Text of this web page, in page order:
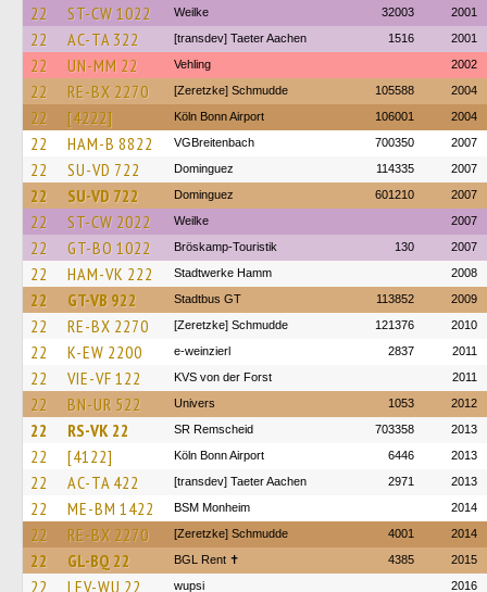
22 ST-CW 1022 Weilke 32003 2001
22 AC-TA 322 [transdev] Taeter Aachen 1516 2001
22 UN-MM 22 Vehling 2002
22 RE-BX 2270 [Zeretzke] Schmudde 105588 2004
22 [4222] Köln Bonn Airport 106001 2004
22 HAM-B 8822 VGBreitenbach 700350 2007
22 SU-VD 722 Dominguez 114335 2007
22 SU-VD 722 Dominguez 601210 2007
22 ST-CW 2022 Weilke 2007
22 GT-BO 1022 Bröskamp-Touristik 130 2007
22 HAM-VK 222 Stadtwerke Hamm 2008
22 GT-VB 922 Stadtbus GT 113852 2009
22 RE-BX 2270 [Zeretzke] Schmudde 121376 2010
22 K-EW 2200 e-weinzierl 2837 2011
22 VIE-VF 122 KVS von der Forst 2011
22 BN-UR 522 Univers 1053 2012
22 RS-VK 22 SR Remscheid 703358 2013
22 [4122] Köln Bonn Airport 6446 2013
22 AC-TA 422 [transdev] Taeter Aachen 2971 2013
22 ME-BM 1422 BSM Monheim 2014
22 RE-BX 2270 [Zeretzke] Schmudde 4001 2014
22 GL-BQ 22 BGL Rent ✝︎ 4385 2015
22 LEV-WU 22 wupsi 2016